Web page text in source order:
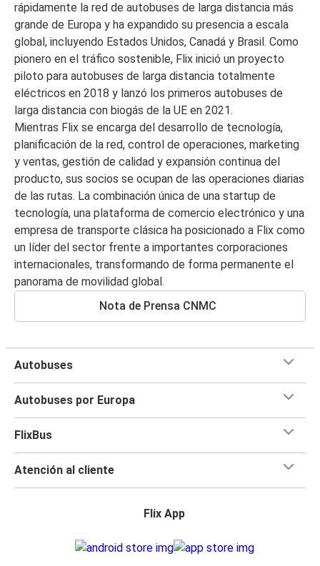
rápidamente la red de autobuses de larga distancia más
grande de Europa y ha expandido su presencia a escala
global, incluyendo Estados Unidos, Canadá y Brasil. Como
pionero en el tráfico sostenible, Flix inició un proyecto
piloto para autobuses de larga distancia totalmente
eléctricos en 2018 y lanzó los primeros autobuses de
larga distancia con biogás de la UE en 2021.
Mientras Flix se encarga del desarrollo de tecnología,
planificación de la red, control de operaciones, marketing
y ventas, gestión de calidad y expansión continua del
producto, sus socios se ocupan de las operaciones diarias
de las rutas. La combinación única de una startup de
tecnología, una plataforma de comercio electrónico y una
empresa de transporte clásica ha posicionado a Flix como
un líder del sector frente a importantes corporaciones
internacionales, transformando de forma permanente el
panorama de movilidad global.
Nota de Prensa CNMC
Autobuses
Autobuses por Europa
FlixBus
Atención al cliente
Flix App